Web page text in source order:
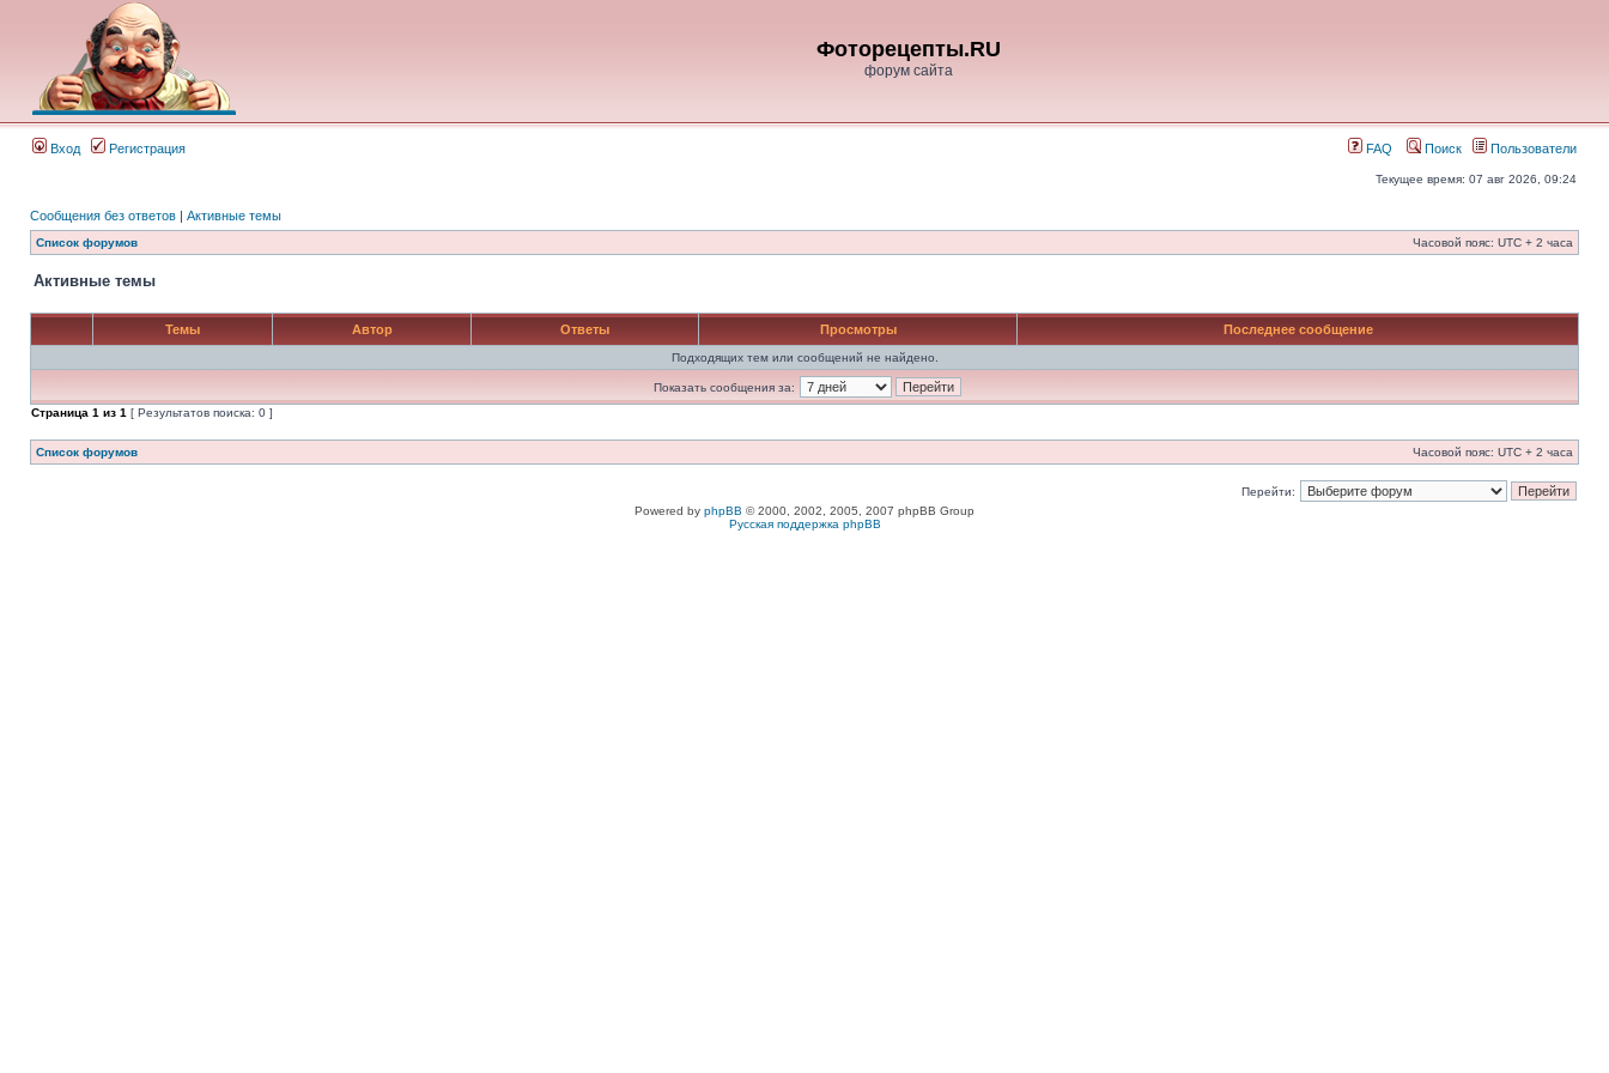
Фоторецепты.RU
форум сайта
Вход Регистрация FAQ Поиск Пользователи
Текущее время: 07 авг 2026, 09:24
Сообщения без ответов | Активные темы
Список форумов Часовой пояс: UTC + 2 часа
Активные темы
Темы Автор Ответы Просмотры Последнее сообщение
Подходящих тем или сообщений не найдено.
Показать сообщения за:
Страница 1 из 1 [ Результатов поиска: 0 ]
Список форумов Часовой пояс: UTC + 2 часа
Перейти:
Powered by phpBB © 2000, 2002, 2005, 2007 phpBB Group
Русская поддержка phpBB